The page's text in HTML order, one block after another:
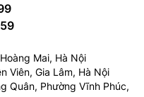
kích thước
những căn phòng
Mai, Hà Nội
Viên, Gia Lâm, Hà Nội
Quân, Phường Vĩnh Phúc,